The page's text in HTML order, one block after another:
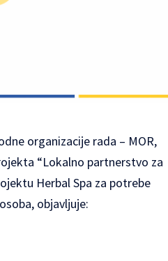
organizacije rada – MOR,
“Lokalno partnerstvo za
Herbal Spa za potrebe
objavljuje: